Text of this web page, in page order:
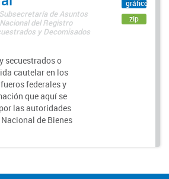
de Asuntos
del Registro
y Decomisados
secuestrados o
cautelar en los
federales y
que aquí se
las autoridades
de Bienes
gráfico
zip